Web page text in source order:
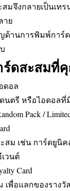
มจึงกลายเป็นเท
าย
ญด้านการพิมพ์กา
ร์ดสะสมที่
ดอล
นตรี หรือไอดอล
Pack /
สม เช่น การ์ดยูนิค
วนต์
Card
เพื่อแลกของราง